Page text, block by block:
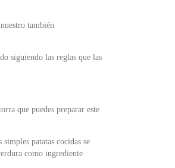
también
siguiendo las reglas que las
que puedes preparar este
simples patatas cocidas se
como ingrediente